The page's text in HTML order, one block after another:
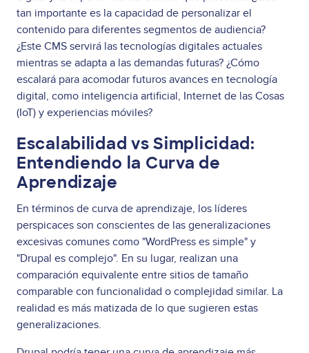
tan importante es la capacidad de personalizar el
contenido para diferentes segmentos de audiencia?
¿Este CMS servirá las tecnologías digitales actuales
mientras se adapta a las demandas futuras? ¿Cómo
escalará para acomodar futuros avances en tecnología
digital, como inteligencia artificial, Internet de las Cosas
(IoT) y experiencias móviles?
Escalabilidad vs Simplicidad:
Entendiendo la Curva de
Aprendizaje
En términos de curva de aprendizaje, los líderes
perspicaces son conscientes de las generalizaciones
excesivas comunes como "WordPress es simple" y
"Drupal es complejo". En su lugar, realizan una
comparación equivalente entre sitios de tamaño
comparable con funcionalidad o complejidad similar. La
realidad es más matizada de lo que sugieren estas
generalizaciones.